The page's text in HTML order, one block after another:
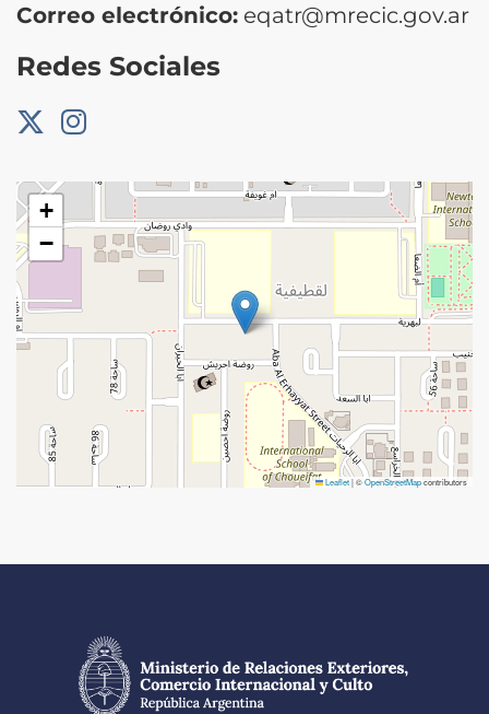
Correo electrónico: eqatr@mrecic.gov.ar
Redes Sociales
+
−
Leaflet|©OpenStreetMapcontributors